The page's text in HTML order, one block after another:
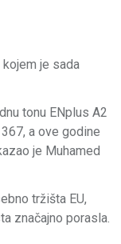
je sada
tonu ENplus A2
a ove godine
je Muhamed
tržišta EU,
značajno porasla.